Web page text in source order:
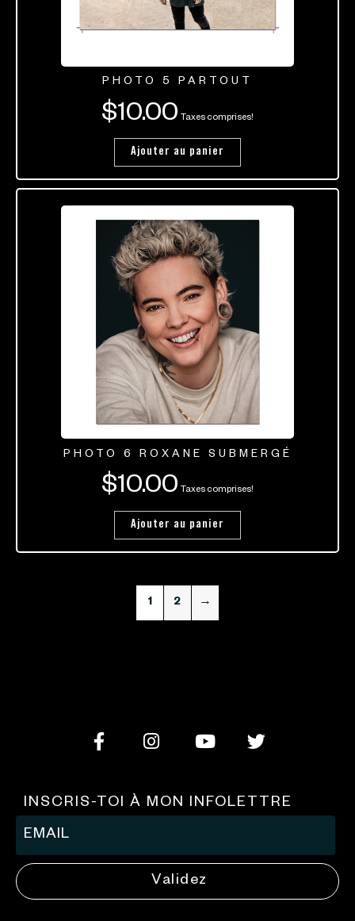
PHOTO 5 PARTOUT
$10.00 Taxes comprises!
Ajouter au panier
PHOTO 6 ROXANE SUBMERGÉ
$10.00 Taxes comprises!
Ajouter au panier
1 2 →
INSCRIS-TOI À MON INFOLETTRE
Validez